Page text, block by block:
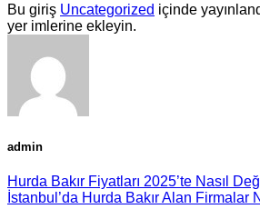
Bu giriş Uncategorized içinde
yer imlerine ekleyin.
admin
Hurda Bakır Fiyatları 2025’te Nasıl
İstanbul’da Hurda Bakır Alan Firmalar